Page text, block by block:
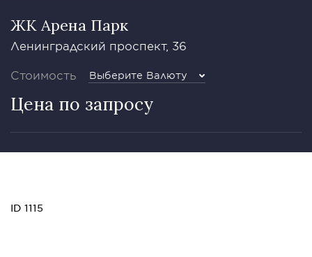
ЖК Арена Парк
Ленинградский проспект, 36
Стоимость Выберите Валюту
Цена по запросу
ID 1115